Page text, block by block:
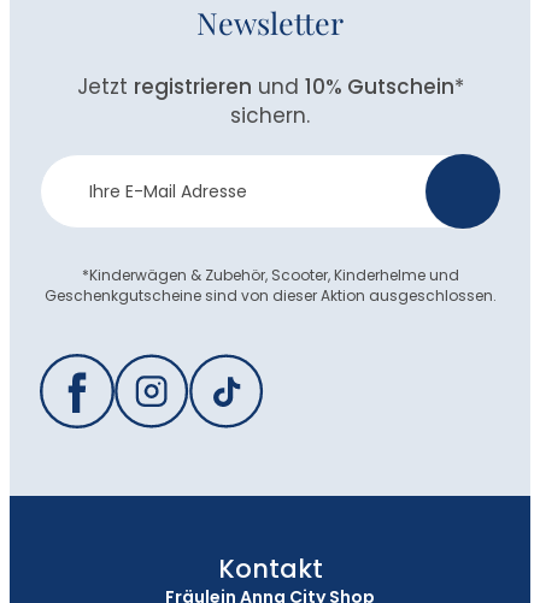
Newsletter
Jetzt registrieren und 10% Gutschein*
sichern.
Newsletter
Anmeldung
*Kinderwägen & Zubehör, Scooter, Kinderhelme und
Geschenkgutscheine sind von dieser Aktion ausgeschlossen.
Kontakt
Fräulein Anna City Shop